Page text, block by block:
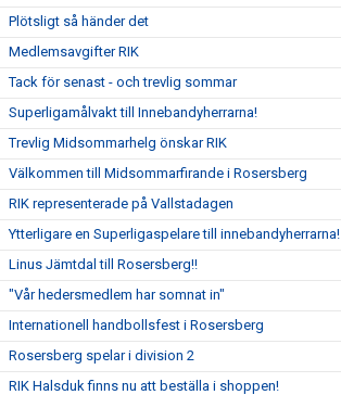
Plötsligt så händer det
Medlemsavgifter RIK
Tack för senast - och trevlig sommar
Superligamålvakt till Innebandyherrarna!
Trevlig Midsommarhelg önskar RIK
Välkommen till Midsommarfirande i Rosersberg
RIK representerade på Vallstadagen
Ytterligare en Superligaspelare till innebandyherrarna!
Linus Jämtdal till Rosersberg!!
"Vår hedersmedlem har somnat in"
Internationell handbollsfest i Rosersberg
Rosersberg spelar i division 2
RIK Halsduk finns nu att beställa i shoppen!